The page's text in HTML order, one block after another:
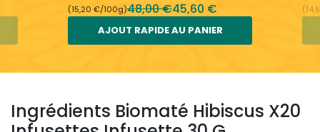
(15,20 €/100g)48,00 €45,60 €
AJOUT RAPIDE AU PANIER
Ingrédients Biomaté Hibiscus X20